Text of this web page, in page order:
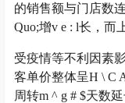
的销售额与门店数
Quo;增v e : l长，而
受疫情等不利因素
客单价整体呈H \ C
周转m ^ g # $天数